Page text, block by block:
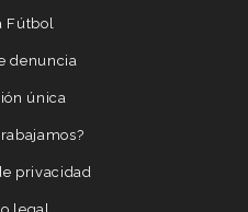
Fútbol
denuncia
única
privacidad